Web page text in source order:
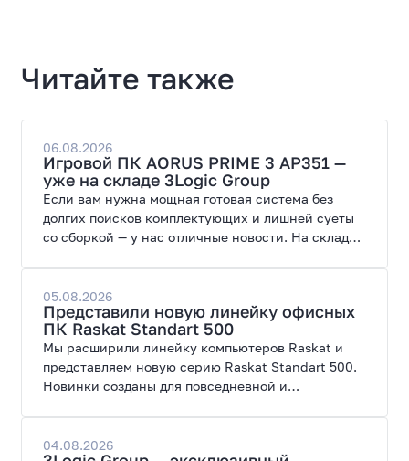
Читайте также
06.08.2026
Игровой ПК AORUS PRIME 3 AP351 —
уже на складе 3Logic Group
Если вам нужна мощная готовая система без
долгих поисков комплектующих и лишней суеты
со сборкой — у нас отличные новости. На склад
современных игр и работы с нейросетями.
05.08.2026
Представили новую линейку офисных
ПК Raskat Standart 500
Мы расширили линейку компьютеров Raskat и
представляем новую серию Raskat Standart 500.
Новинки созданы для повседневной и
широкие возможности модернизации.
04.08.2026